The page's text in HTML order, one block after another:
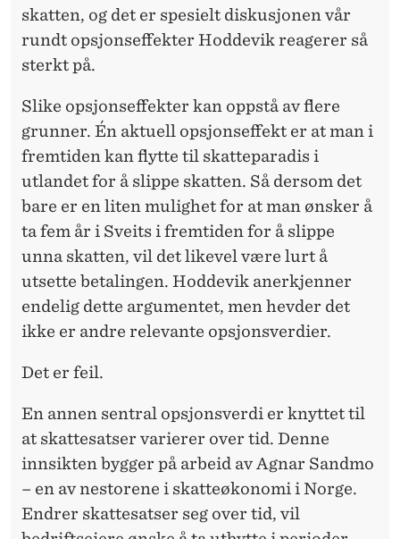
skatten, og det er spesielt diskusjonen vår
rundt opsjonseffekter Hoddevik reagerer så
sterkt på.
Slike opsjonseffekter kan oppstå av flere
grunner. Én aktuell opsjonseffekt er at man i
fremtiden kan flytte til skatteparadis i
utlandet for å slippe skatten. Så dersom det
bare er en liten mulighet for at man ønsker å
ta fem år i Sveits i fremtiden for å slippe
unna skatten, vil det likevel være lurt å
utsette betalingen. Hoddevik anerkjenner
endelig dette argumentet, men hevder det
ikke er andre relevante opsjonsverdier.
Det er feil.
En annen sentral opsjonsverdi er knyttet til
at skattesatser varierer over tid. Denne
innsikten bygger på arbeid av Agnar Sandmo
– en av nestorene i skatteøkonomi i Norge.
Endrer skattesatser seg over tid, vil